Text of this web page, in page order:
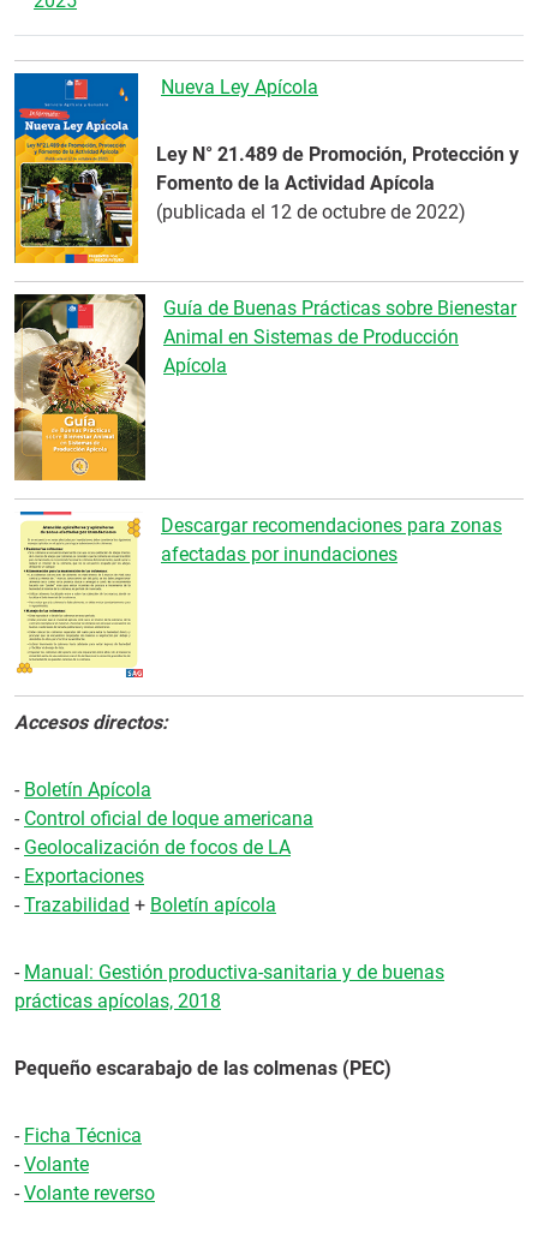
Nueva Ley Apícola
Ley N° 21.489 de Promoción, Protección y
Fomento de la Actividad Apícola
(publicada el 12 de octubre de 2022)
Guía de Buenas Prácticas sobre Bienestar
Animal en Sistemas de Producción
Apícola
Descargar recomendaciones para zonas
afectadas por inundaciones
Accesos directos:
- Boletín Apícola
- Control oficial de loque americana
- Geolocalización de focos de LA
- Exportaciones
- Trazabilidad + Boletín apícola
- Manual: Gestión productiva-sanitaria y de buenas
prácticas apícolas, 2018
Pequeño escarabajo de las colmenas (PEC)
- Ficha Técnica
- Volante
- Volante reverso